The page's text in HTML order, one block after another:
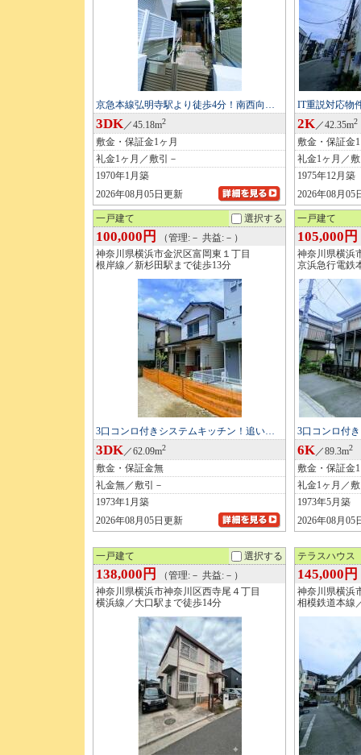
京急本線弘明寺駅より徒歩4分！南西向…
3DK／45.18m2
敷金・保証金1ヶ月
礼金1ヶ月／敷引－
1970年1月築
2026年08月05日更新
IT重説対応物
2K／42.35m2
敷金・保証金
礼金1ヶ月／
1975年12月築
2026年08月05
一戸建て 選択する
100,000円
（管理:－ 共益:－）
神奈川県横浜市金沢区富岡東１丁目
根岸線／新杉田駅まで徒歩13分
3口コンロ付きシステムキッチン！追い…
3DK／62.09m2
敷金・保証金無
礼金無／敷引－
1973年1月築
2026年08月05日更新
一戸建て
105,000円
神奈川県横浜
京浜急行電鉄
3口コンロ付
6K／89.3m2
敷金・保証金
礼金1ヶ月／
1973年5月築
2026年08月05
一戸建て 選択する
138,000円
（管理:－ 共益:－）
神奈川県横浜市神奈川区西寺尾４丁目
横浜線／大口駅まで徒歩14分
テラスハウス
145,000円
神奈川県横浜
相模鉄道本線